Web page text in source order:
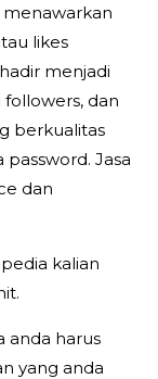
menawarkan
likes
menjadi
dan
berkualitas
Jasa
dan
kalian
anda harus
yang anda